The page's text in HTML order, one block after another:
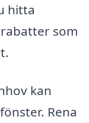
hitta
som
kan
Rena